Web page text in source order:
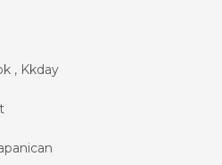
, Kkday